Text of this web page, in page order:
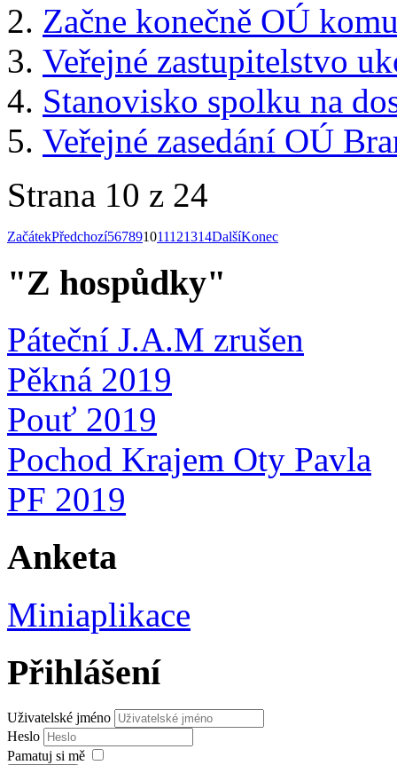
Začne konečně OÚ
Veřejné zastupitelstvo
Stanovisko spolku na
Veřejné zasedání OÚ
Strana 10 z 24
ZačátekPředchozí567891011121314DalšíKonec
"Z hospůdky"
Páteční J.A.M zrušen
Pěkná 2019
Pouť 2019
Pochod Krajem Oty Pavla
PF 2019
Anketa
Miniaplikace
Přihlášení
Uživatelské jméno
Heslo
Pamatuj si mě